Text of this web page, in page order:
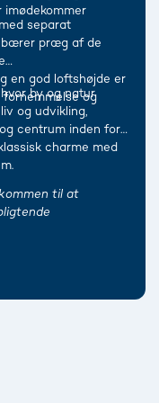
imødekommer
separat
bærer præg af de
en god loftshøjde er
og
by og natur
og udvikling,
centrum inden for
charme med
til at